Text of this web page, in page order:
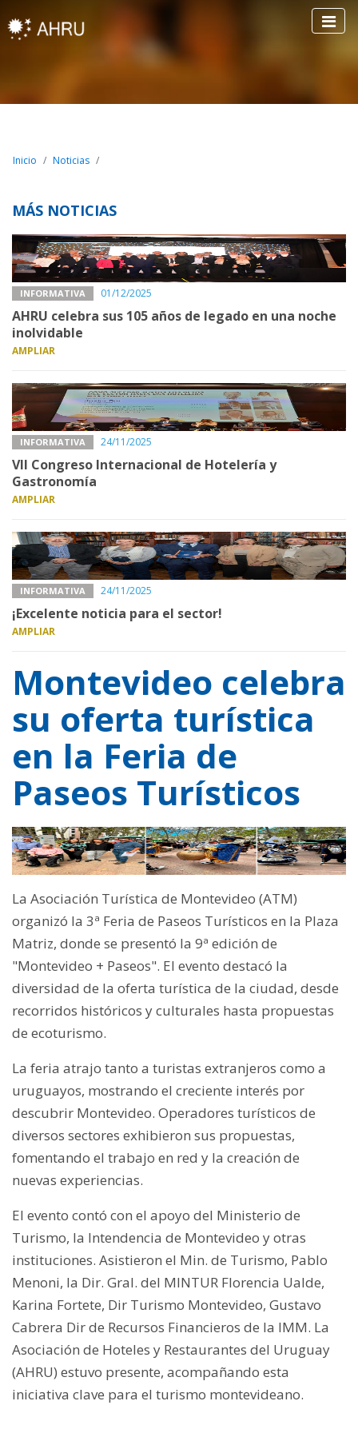
Inicio Noticias
MÁS NOTICIAS
INFORMATIVA 01/12/2025
AHRU celebra sus 105 años de legado en una noche
inolvidable
AMPLIAR
INFORMATIVA 24/11/2025
VII Congreso Internacional de Hotelería y
Gastronomía
AMPLIAR
INFORMATIVA 24/11/2025
¡Excelente noticia para el sector!
AMPLIAR
Montevideo celebra
su oferta turística
en la Feria de
Paseos Turísticos
La Asociación Turística de Montevideo (ATM)
organizó la 3ª Feria de Paseos Turísticos en la Plaza
Matriz, donde se presentó la 9ª edición de
"Montevideo + Paseos". El evento destacó la
diversidad de la oferta turística de la ciudad, desde
recorridos históricos y culturales hasta propuestas
de ecoturismo.
La feria atrajo tanto a turistas extranjeros como a
uruguayos, mostrando el creciente interés por
descubrir Montevideo. Operadores turísticos de
diversos sectores exhibieron sus propuestas,
fomentando el trabajo en red y la creación de
nuevas experiencias.
El evento contó con el apoyo del Ministerio de
Turismo, la Intendencia de Montevideo y otras
instituciones. Asistieron el Min. de Turismo, Pablo
Menoni, la Dir. Gral. del MINTUR Florencia Ualde,
Karina Fortete, Dir Turismo Montevideo, Gustavo
Cabrera Dir de Recursos Financieros de la IMM. La
Asociación de Hoteles y Restaurantes del Uruguay
(AHRU) estuvo presente, acompañando esta
iniciativa clave para el turismo montevideano.